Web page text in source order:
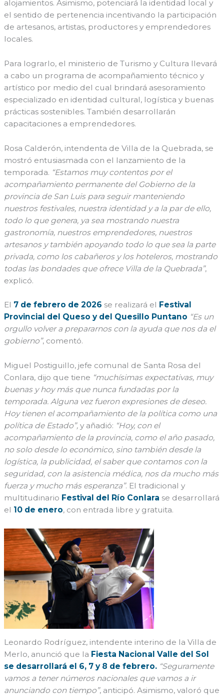
alojamientos. Asimismo, potenciará la identidad local y
el sentido de pertenencia incentivando la participación
de artesanos, artistas, productores y emprendedores
locales.
Para lograrlo, el ministerio de Turismo y Cultura llevará
a cabo un programa de acompañamiento técnico y
artístico por medio del cual brindará asesoramiento
especializado en identidad cultural, logística y buenas
prácticas sostenibles. También desarrollarán
capacitaciones a emprendedores.
Rosa Calderón, intendenta de Villa de la Quebrada, se
mostró entusiasmada con el lanzamiento de la
temporada. “Estamos muy contentos por el
acompañamiento permanente del Gobierno de la
provincia de San Luis para seguir manteniendo
nuestros festivales, nuestra identidad y a la par de ello,
todo lo que genera, ya sea mostrando nuestra
gastronomía, nuestros emprendedores, nuestros
artesanos y también apoyando todo lo que sea la parte
privada, como los cabañeros y los hoteleros, mostrando
todas las bondades que ofrece Villa de la Quebrada”,
explicó.
El 7 de febrero de 2026 se realizará el Festival
Provincial del Queso y del Quesillo Puntano “Es un
orgullo volver a prepararnos con la ayuda que nos da el
gobierno”, comentó.
Miguel Postiguillo, jefe comunal de Santa Rosa del
Conlara, dijo que tiene “muchísimas expectativas, muy
buenas y hoy más que nunca fundadas por la
temporada. Alguna vez fueron expresiones de deseo.
Hoy tienen el acompañamiento de la política como una
política de Estado”, y añadió: “Hoy, con el
acompañamiento de la provincia, como el año pasado,
no solo desde lo económico, sino también desde la
logística, la publicidad, el saber que contamos con la
seguridad, con la asistencia médica, nos da mucho más
fuerza y mucho más esperanza”. El tradicional y
multitudinario Festival del Río Conlara se desarrollará
el 10 de enero, con entrada libre y gratuita.
Leonardo Rodríguez, intendente interino de la Villa de
Merlo, anunció que la Fiesta Nacional Valle del Sol
se desarrollará el 6, 7 y 8 de febrero. “Seguramente
vamos a tener números nacionales que vamos a ir
anunciando con tiempo”, anticipó. Asimismo, valoró que